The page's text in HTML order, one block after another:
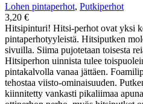
Lohen pintaperhot, Putkiperhot
3,20 €
Hitsipinturi! Hitsi-perhot ovat yksi
pintaperhotyyleistä. Hitsiputken
sivuilla. Siima pujotetaan toisesta
Hitsiperhon uinnista tulee
pintakalvolla vanaa jättäen.
tehostaa viisto-ominaisuuden.
kiinnitetty vankasti pikaliimaa